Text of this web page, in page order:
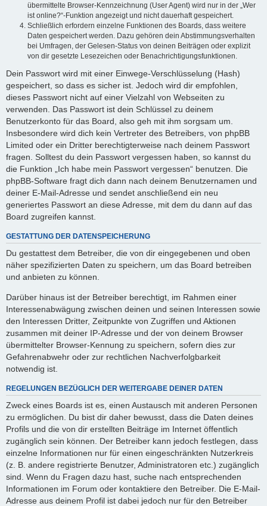
übermittelte Browser-Kennzeichnung (User Agent) wird nur in der „Wer
ist online?“-Funktion angezeigt und nicht dauerhaft gespeichert.
Schließlich erfordern einzelne Funktionen des Boards, dass weitere
Daten gespeichert werden. Dazu gehören dein Abstimmungsverhalten
bei Umfragen, der Gelesen-Status von deinen Beiträgen oder explizit
von dir gesetzte Lesezeichen oder Benachrichtigungsfunktionen.
Dein Passwort wird mit einer Einwege-Verschlüsselung (Hash)
gespeichert, so dass es sicher ist. Jedoch wird dir empfohlen,
dieses Passwort nicht auf einer Vielzahl von Webseiten zu
verwenden. Das Passwort ist dein Schlüssel zu deinem
Benutzerkonto für das Board, also geh mit ihm sorgsam um.
Insbesondere wird dich kein Vertreter des Betreibers, von phpBB
Limited oder ein Dritter berechtigterweise nach deinem Passwort
fragen. Solltest du dein Passwort vergessen haben, so kannst du
die Funktion „Ich habe mein Passwort vergessen“ benutzen. Die
phpBB-Software fragt dich dann nach deinem Benutzernamen und
deiner E-Mail-Adresse und sendet anschließend ein neu
generiertes Passwort an diese Adresse, mit dem du dann auf das
Board zugreifen kannst.
GESTATTUNG DER DATENSPEICHERUNG
Du gestattest dem Betreiber, die von dir eingegebenen und oben
näher spezifizierten Daten zu speichern, um das Board betreiben
und anbieten zu können.
Darüber hinaus ist der Betreiber berechtigt, im Rahmen einer
Interessenabwägung zwischen deinen und seinen Interessen sowie
den Interessen Dritter, Zeitpunkte von Zugriffen und Aktionen
zusammen mit deiner IP-Adresse und der von deinem Browser
übermittelter Browser-Kennung zu speichern, sofern dies zur
Gefahrenabwehr oder zur rechtlichen Nachverfolgbarkeit
notwendig ist.
REGELUNGEN BEZÜGLICH DER WEITERGABE DEINER DATEN
Zweck eines Boards ist es, einen Austausch mit anderen Personen
zu ermöglichen. Du bist dir daher bewusst, dass die Daten deines
Profils und die von dir erstellten Beiträge im Internet öffentlich
zugänglich sein können. Der Betreiber kann jedoch festlegen, dass
einzelne Informationen nur für einen eingeschränkten Nutzerkreis
(z. B. andere registrierte Benutzer, Administratoren etc.) zugänglich
sind. Wenn du Fragen dazu hast, suche nach entsprechenden
Informationen im Forum oder kontaktiere den Betreiber. Die E-Mail-
Adresse aus deinem Profil ist dabei jedoch nur für den Betreiber